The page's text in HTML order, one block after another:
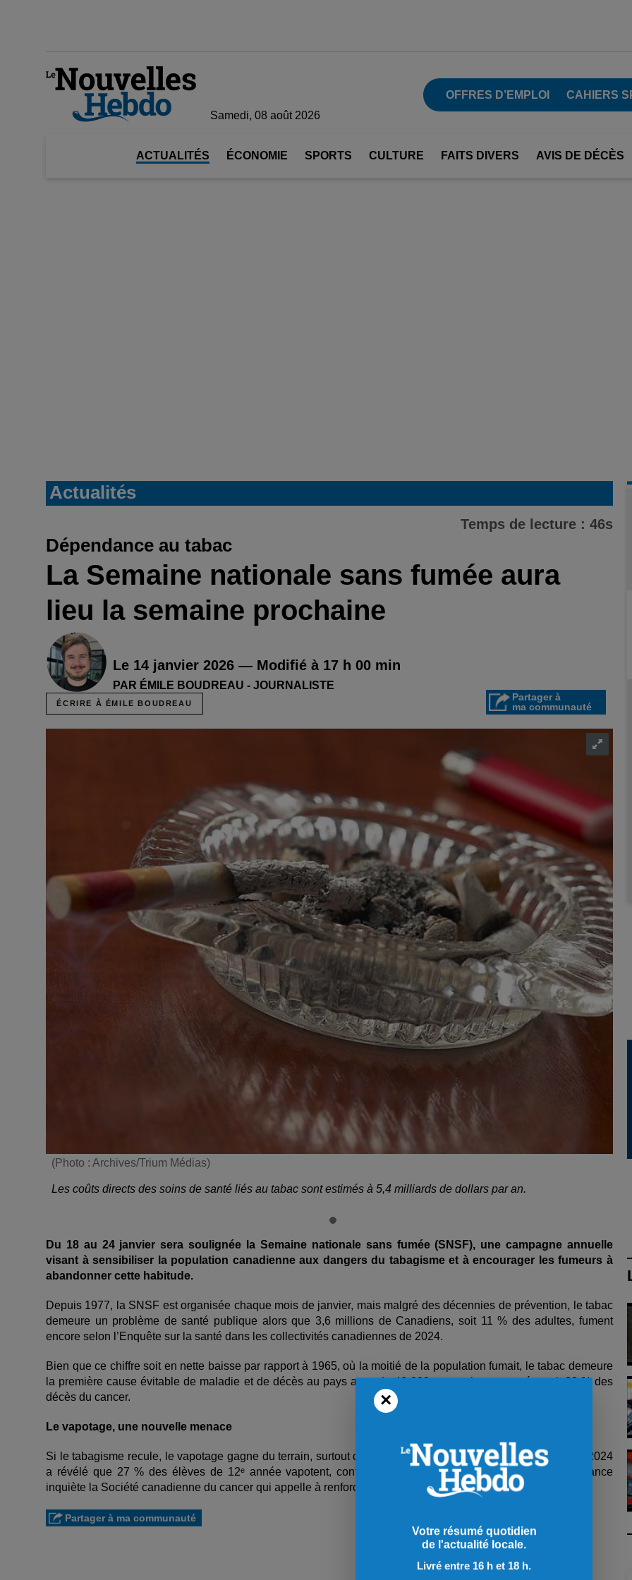
Samedi, 08 août 2026
OFFRES D’EMPLOI CAHIERS
ACTUALITÉS ÉCONOMIE SPORTS CULTURE FAITS DIVERS AVIS DE DÉCÈS
Actualités
Temps de lecture : 46s
Dépendance au tabac
La Semaine nationale sans fumée aura
lieu la semaine prochaine
Le 14 janvier 2026 — Modifié à 17 h 00 min
PAR ÉMILE BOUDREAU - JOURNALISTE
ÉCRIRE À ÉMILE BOUDREAU
Partager à
ma communauté
(Photo : Archives/Trium Médias)
Les coûts directs des soins de santé liés au tabac sont estimés à 5,4 milliards de dollars par an.
Du 18 au 24 janvier sera soulignée la Semaine nationale sans fumée (SNSF), une campagne annuelle
visant à sensibiliser la population canadienne aux dangers du tabagisme et à encourager les fumeurs à
abandonner cette habitude.
Depuis 1977, la SNSF est organisée chaque mois de janvier, mais malgré des décennies de prévention, le tabac
demeure un problème de santé publique alors que 3,6 millions de Canadiens, soit 11 % des adultes, fument
encore selon l’Enquête sur la santé dans les collectivités canadiennes de 2024.
Bien que ce chiffre soit en nette baisse par rapport à 1965, où la moitié de la population fumait, le tabac demeure
la première cause évitable de maladie et de décès au pays avec de 46 000 morts chaque année, soit 30 % des
décès du cancer.
Le vapotage, une nouvelle menace
Si le tabagisme recule, le vapotage gagne du terrain, surtout chez les adolescents. Une enquête menée en 2024
a révélé que 27 % des élèves de 12ᵉannée vapotent, contre seulement 9 % en 2014-2015. Cette tendance
inquiète la Société canadienne du cancer qui appelle à renforcer les mesures de prévention.
Partager à ma communauté
×
Votre résumé quotidien
de l'actualité locale.
Livré entre 16 h et 18 h.